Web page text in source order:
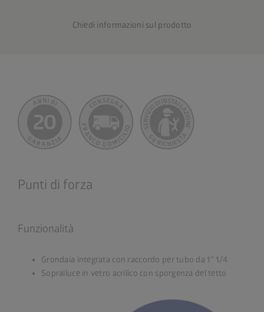
Chiedi informazioni sul prodotto
Punti di forza
Funzionalità
Grondaia integrata con raccordo per tubo da 1" 1/4
Sopralluce in vetro acrilico con sporgenza del tetto